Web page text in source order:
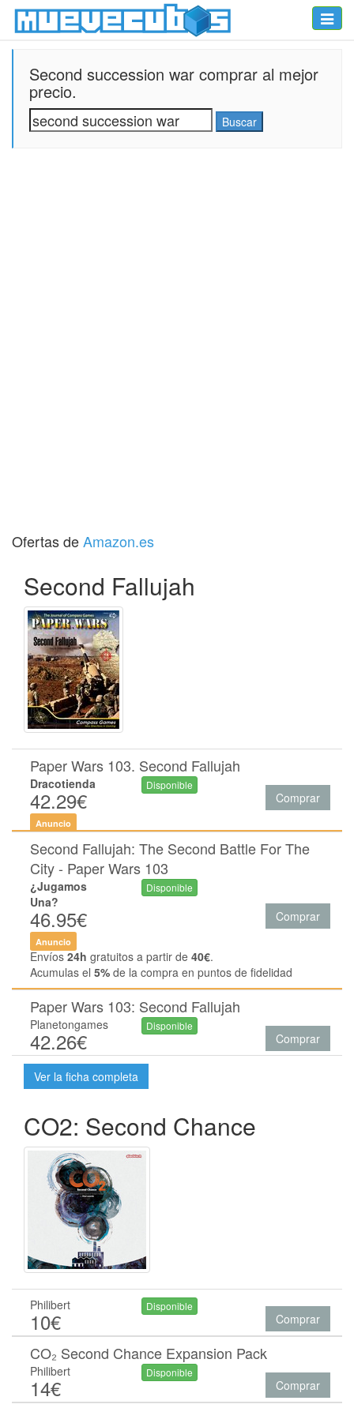
Toggle
Second succession war comprar al mejor
precio.
Ofertas deAmazon.es
Second Fallujah
Paper Wars 103. Second Fallujah
Dracotienda
42.29€
Disponible
Comprar
Anuncio
Second Fallujah: The Second Battle For The
City - Paper Wars 103
¿Jugamos
Una?
46.95€
Disponible
Comprar
Anuncio
Envíos 24h gratuitos a partir de 40€.
Acumulas el 5% de la compra en puntos de fidelidad
Paper Wars 103: Second Fallujah
Planetongames
42.26€
Disponible
Comprar
Ver la ficha completa
CO2: Second Chance
Philibert
10€
Disponible
Comprar
CO₂ Second Chance Expansion Pack
Philibert
14€
Disponible
Comprar